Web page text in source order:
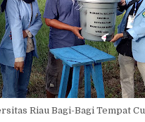
Riau Bagi-Bagi Tempat